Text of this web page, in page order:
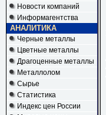
Новости компаний
Информагентства
АНАЛИТИКА
Черные металлы
Цветные металлы
Драгоценные металлы
Металлолом
Сырье
Статистика
Индекс цен России